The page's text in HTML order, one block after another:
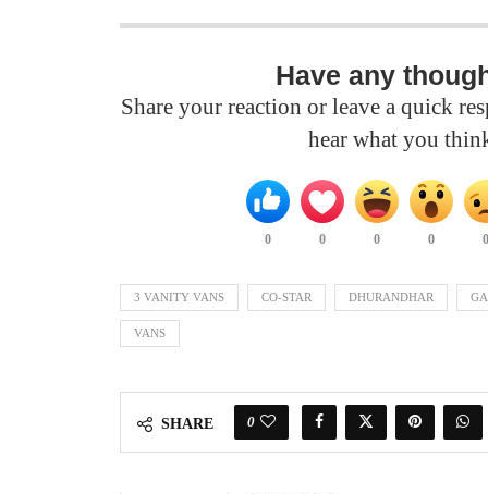
Have any
Share your reaction or leave a quick
hear what you
0 0 0 0
3 VANITY VANS CO-STAR DHURANDHAR
VANS
SHARE 0